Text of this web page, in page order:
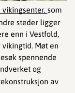
vikingsenter, som
steder ligger
enn i Vestfold,
Møt en
spennende
og
av